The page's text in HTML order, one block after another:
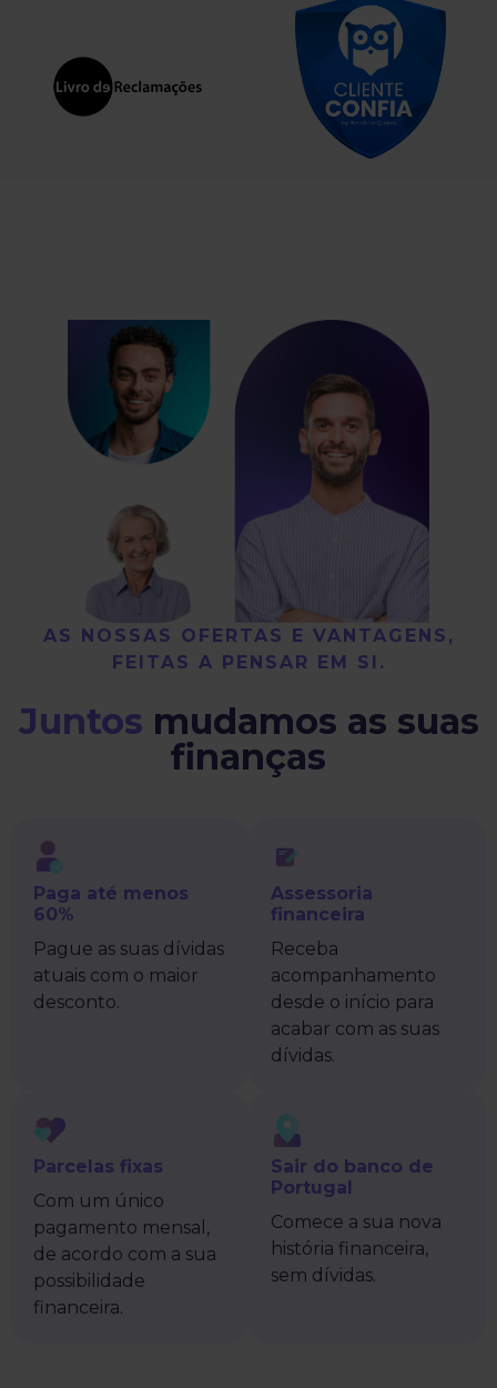
AS NOSSAS OFERTAS E VANTAGENS,
FEITAS A PENSAR EM SI.
Juntos mudamos as suas
finanças
Paga até menos
60%
Pague as suas dívidas
atuais com o maior
desconto.
Assessoria
financeira
Receba
acompanhamento
desde o início para
acabar com as suas
dívidas.
Parcelas fixas
Com um único
pagamento mensal,
de acordo com a sua
possibilidade
financeira.
Sair do banco de
Portugal
Comece a sua nova
história financeira,
sem dívidas.